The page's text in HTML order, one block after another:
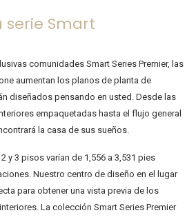
serie Smart
comunidades Smart Series Premier, las
aumentan los planos de planta de
diseñados pensando en usted. Desde las
empaquetadas hasta el flujo general
la casa de sus sueños.
y 3 pisos varían de 1,556 a 3,531 pies
Nuestro centro de diseño en el lugar
para obtener una vista previa de los
La colección Smart Series Premier